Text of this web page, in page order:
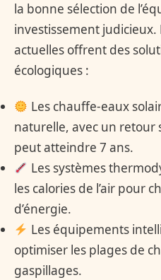
la bonne sélection de
investissement judicieux.
actuelles offrent des
écologiques :
Les chauffe-eaux
naturelle, avec un retour
peut atteindre 7 ans.
Les systèmes
les calories de l’air pour
d’énergie.
Les équipements
optimiser les plages de
gaspillages.